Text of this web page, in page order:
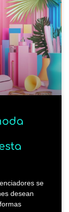
se
desean